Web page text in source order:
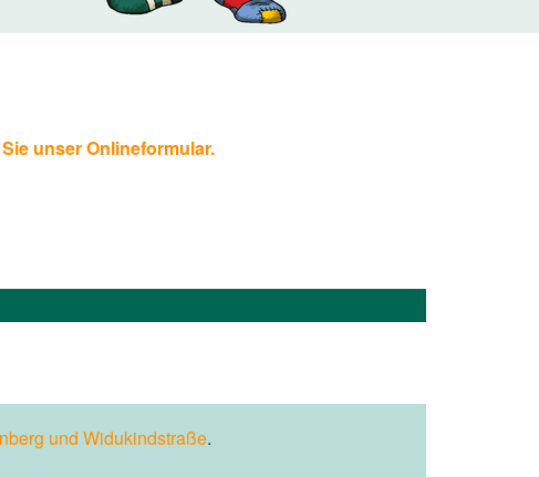
unser Onlineformular.
und Widukindstraße.